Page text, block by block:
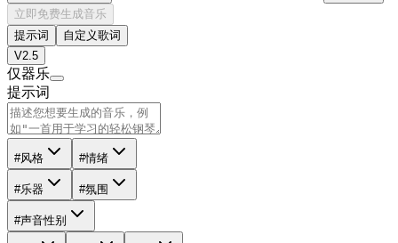
立即免费生成音乐
提示词
自定义歌词
V2.5
仅器乐
提示词
#风格 #情绪
#乐器 #氛围
#声音性别